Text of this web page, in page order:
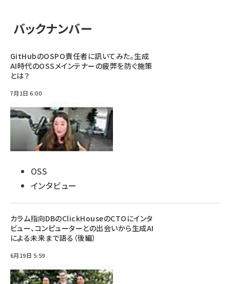
バックナンバー
GitHubのOSPO責任者に訊いてみた。生成
AI時代のOSSメインテナーの疲弊を防ぐ施策
とは？
7月1日 6:00
OSS
インタビュー
カラム指向DBのClickHouseのCTOにインタ
ビュー、コンピューターとの出会いから生成AI
による未来まで語る（後編）
6月19日 5:59